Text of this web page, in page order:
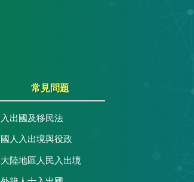
常見問題
入出國及移民法
國人入出境與役政
大陸地區人民入出境